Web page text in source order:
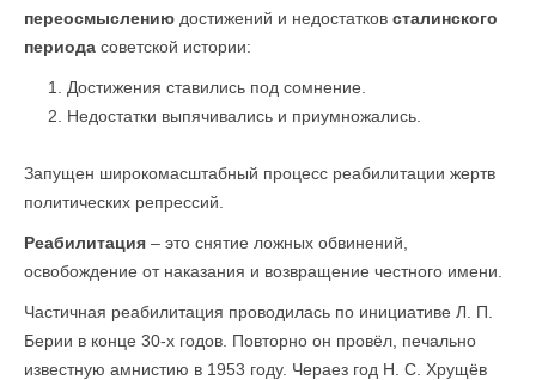
переосмыслению достижений и недостатков сталинского
периода советской истории:
Достижения ставились под сомнение.
Недостатки выпячивались и приумножались.
Запущен широкомасштабный процесс реабилитации жертв
политических репрессий.
Реабилитация – это снятие ложных обвинений,
освобождение от наказания и возвращение честного имени.
Частичная реабилитация проводилась по инициативе Л. П.
Берии в конце 30-х годов. Повторно он провёл, печально
известную амнистию в 1953 году. Черaез год Н. С. Хрущёв